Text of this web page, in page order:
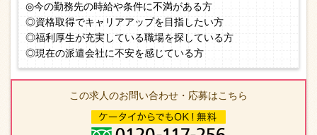
◎今の勤務先の時給や条件に不満がある方
◎資格取得でキャリアアップを目指したい方
◎福利厚生が充実している職場を探している方
◎現在の派遣会社に不安を感じている方
この求人のお問い合わせ・応募はこちら